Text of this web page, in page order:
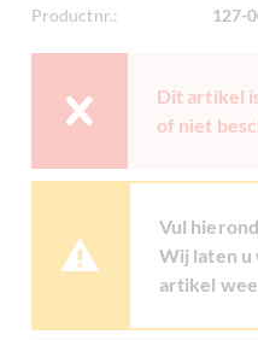
Productnr.:
127-
Dit artikel
of niet
Vul
Wij laten u
artikel